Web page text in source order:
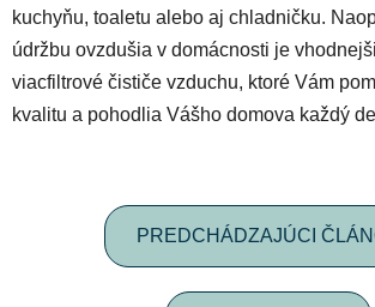
kuchyňu, toaletu alebo aj chladničku.
údržbu ovzdušia v domácnosti je
viacfiltrové čističe vzduchu, ktoré Vám
kvalitu a pohodlia Vášho domova každý
PREDCHÁDZAJÚCI